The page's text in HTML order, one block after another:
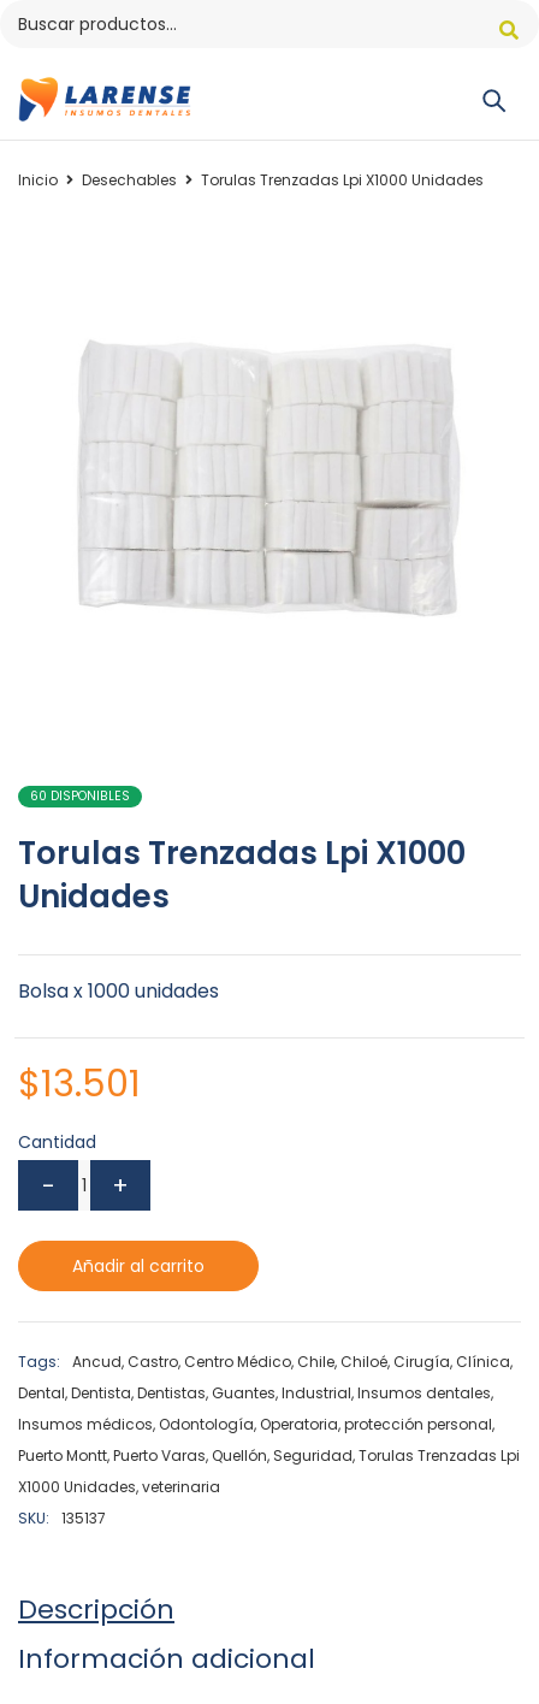
Inicio Desechables Torulas Trenzadas Lpi X1000 Unidades
60 DISPONIBLES
Torulas Trenzadas Lpi X1000
Unidades
Bolsa x 1000 unidades
$13.501
Cantidad
Añadir al carrito
Tags: Ancud,Castro,Centro Médico,Chile,Chiloé,Cirugía,Clínica,
Dental,Dentista,Dentistas,Guantes,Industrial,Insumos dentales,
Insumos médicos,Odontología,Operatoria,protección personal,
Puerto Montt,Puerto Varas,Quellón, Seguridad,Torulas Trenzadas Lpi
X1000 Unidades,veterinaria
SKU:
135137
Descripción
Información adicional